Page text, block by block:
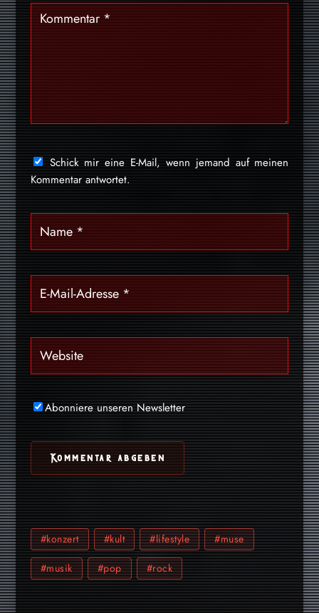
Schick mir eine E-Mail, wenn jemand auf meinen
Kommentar antwortet.
Abonniere unseren Newsletter
#konzert #kult #lifestyle #muse
#musik #pop #rock